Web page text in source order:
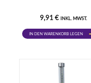
9,91 € INKL. MWST.
IN DEN WARENKORB LEGEN